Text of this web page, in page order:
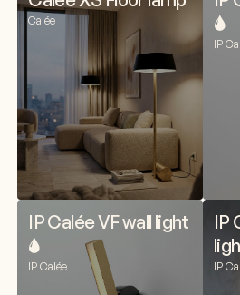
Calée
🌢
IP
IP Calée VF wall light
🌢
IP Calée
IP
IP